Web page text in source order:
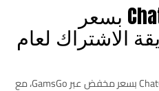
وأخيرًا.. ChatGPT Plus بسعر
الاشتراك لعام
دليل شامل للحصول على ChatGPT Plus بسعر مخفض عبر GamsGo، مع